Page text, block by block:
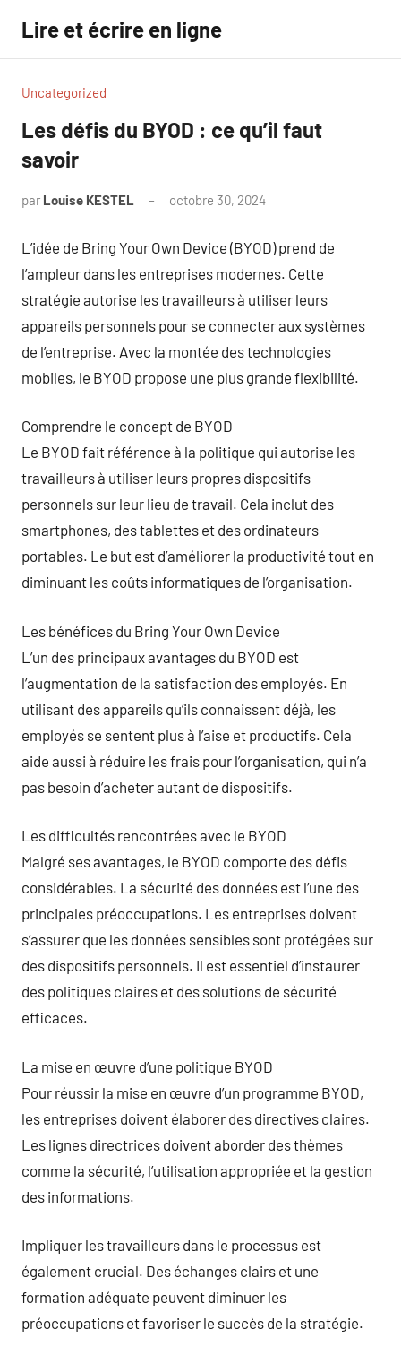
contenu
Lire et écrire en ligne
Uncategorized
Les défis du BYOD : ce qu’il faut
savoir
par Louise KESTEL octobre 30, 2024
L’idée de Bring Your Own Device (BYOD) prend de
l’ampleur dans les entreprises modernes. Cette
stratégie autorise les travailleurs à utiliser leurs
appareils personnels pour se connecter aux systèmes
de l’entreprise. Avec la montée des technologies
mobiles, le BYOD propose une plus grande flexibilité.
Comprendre le concept de BYOD
Le BYOD fait référence à la politique qui autorise les
travailleurs à utiliser leurs propres dispositifs
personnels sur leur lieu de travail. Cela inclut des
smartphones, des tablettes et des ordinateurs
portables. Le but est d’améliorer la productivité tout en
diminuant les coûts informatiques de l’organisation.
Les bénéfices du Bring Your Own Device
L’un des principaux avantages du BYOD est
l’augmentation de la satisfaction des employés. En
utilisant des appareils qu’ils connaissent déjà, les
employés se sentent plus à l’aise et productifs. Cela
aide aussi à réduire les frais pour l’organisation, qui n’a
pas besoin d’acheter autant de dispositifs.
Les difficultés rencontrées avec le BYOD
Malgré ses avantages, le BYOD comporte des défis
considérables. La sécurité des données est l’une des
principales préoccupations. Les entreprises doivent
s’assurer que les données sensibles sont protégées sur
des dispositifs personnels. Il est essentiel d’instaurer
des politiques claires et des solutions de sécurité
efficaces.
La mise en œuvre d’une politique BYOD
Pour réussir la mise en œuvre d’un programme BYOD,
les entreprises doivent élaborer des directives claires.
Les lignes directrices doivent aborder des thèmes
comme la sécurité, l’utilisation appropriée et la gestion
des informations.
Impliquer les travailleurs dans le processus est
également crucial. Des échanges clairs et une
formation adéquate peuvent diminuer les
préoccupations et favoriser le succès de la stratégie.